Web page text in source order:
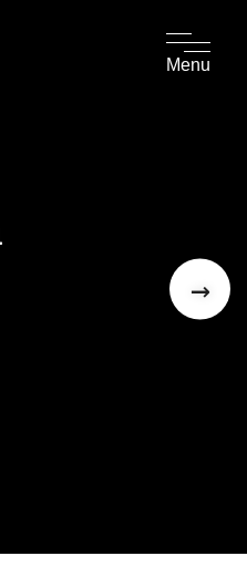
Menu
→